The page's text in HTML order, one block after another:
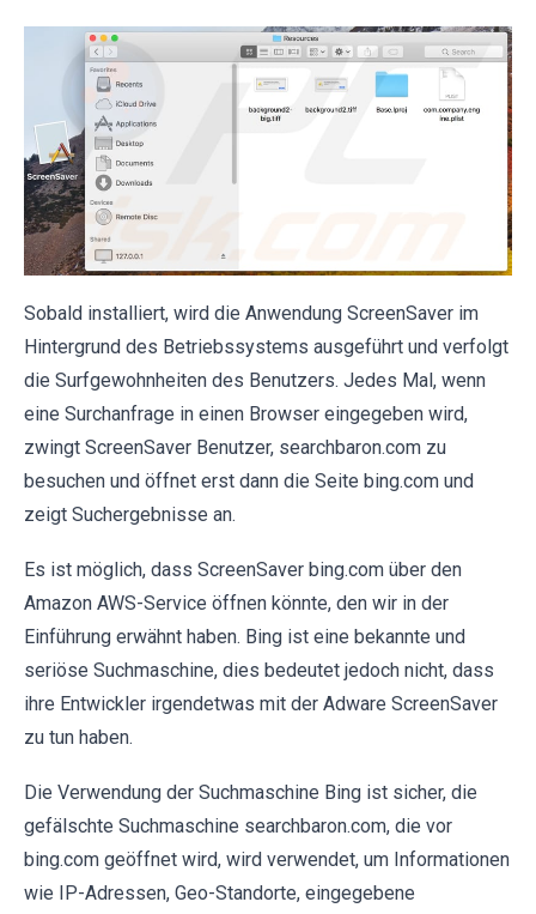
Sobald installiert, wird die Anwendung ScreenSaver im
Hintergrund des Betriebssystems ausgeführt und verfolgt
die Surfgewohnheiten des Benutzers. Jedes Mal, wenn
eine Surchanfrage in einen Browser eingegeben wird,
zwingt ScreenSaver Benutzer, searchbaron.com zu
besuchen und öffnet erst dann die Seite bing.com und
zeigt Suchergebnisse an.
Es ist möglich, dass ScreenSaver bing.com über den
Amazon AWS-Service öffnen könnte, den wir in der
Einführung erwähnt haben. Bing ist eine bekannte und
seriöse Suchmaschine, dies bedeutet jedoch nicht, dass
ihre Entwickler irgendetwas mit der Adware ScreenSaver
zu tun haben.
Die Verwendung der Suchmaschine Bing ist sicher, die
gefälschte Suchmaschine searchbaron.com, die vor
bing.com geöffnet wird, wird verwendet, um Informationen
wie IP-Adressen, Geo-Standorte, eingegebene